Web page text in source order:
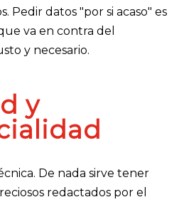
Pedir datos "por si acaso" es
va en contra del
y necesario.
y
De nada sirve tener
redactados por el